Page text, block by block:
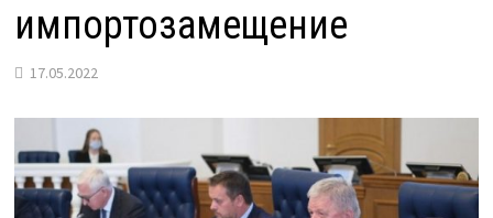
импортозамещение
17.05.2022